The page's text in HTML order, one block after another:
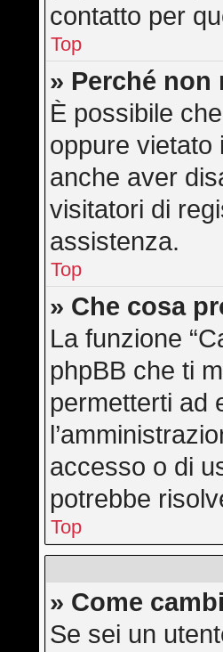
contatto per
Top
» Perché
È possibile
oppure vietato
anche aver
visitatori di
assistenza.
Top
» Che cosa
La funzione
phpBB che ti
permetterti ad
accesso o di
potrebbe
Top
» Come
Se sei un